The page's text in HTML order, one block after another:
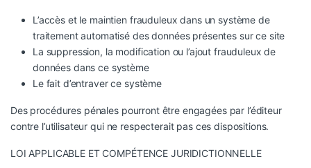
L’accès et le maintien frauduleux dans un système de
traitement automatisé des données présentes sur ce site
La suppression, la modification ou l’ajout frauduleux de
données dans ce système
Le fait d’entraver ce système
Des procédures pénales pourront être engagées par l’éditeur
contre l’utilisateur qui ne respecterait pas ces dispositions.
LOI APPLICABLE ET COMPÉTENCE JURIDICTIONNELLE